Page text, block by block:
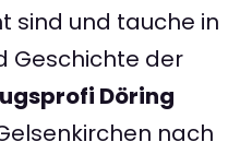
sind und tauche in
Geschichte der
Döring
nach